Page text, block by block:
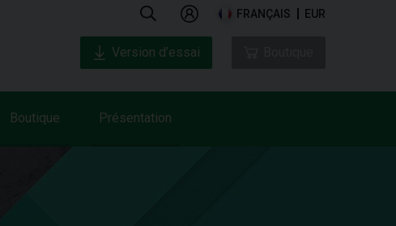
FRANÇAIS EUR
Boutique Présentation
Version d’essai